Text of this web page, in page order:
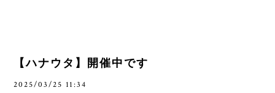
【ハナウタ】開催中です
2025/03/25 11:34